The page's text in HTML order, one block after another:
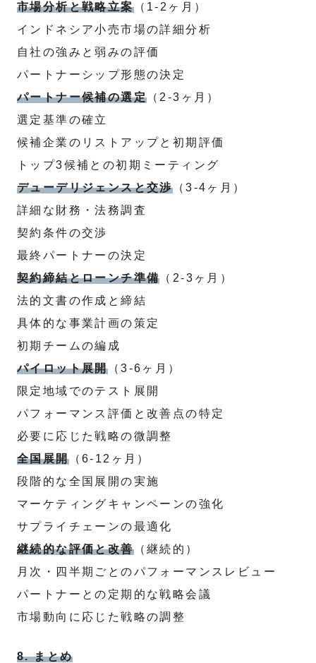
市場分析と戦略立案（1-2ヶ月）
インドネシア小売市場の詳細分析
自社の強みと弱みの評価
パートナーシップ形態の決定
パートナー候補の選定 （2-3ヶ月）
選定基準の確立
候補企業のリストアップと初期評価
トップ3候補との初期ミーティング
デューデリジェンスと交渉（3-4ヶ月）
詳細な財務・法務調査
契約条件の交渉
最終パートナーの決定
契約締結とローンチ準備 （2-3ヶ月）
法的文書の作成と締結
具体的な事業計画の策定
初期チームの編成
パイロット展開（3-6ヶ月）
限定地域でのテスト展開
パフォーマンス評価と改善点の特定
必要に応じた戦略の微調整
全国展開（6-12ヶ月）
段階的な全国展開の実施
マーケティングキャンペーンの強化
サプライチェーンの最適化
継続的な評価と改善（継続的）
月次・四半期ごとのパフォーマンスレビュー
パートナーとの定期的な戦略会議
市場動向に応じた戦略の調整
8. まとめ